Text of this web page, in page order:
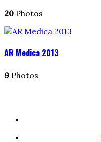
20 Photos
AR Medica 2013
9 Photos